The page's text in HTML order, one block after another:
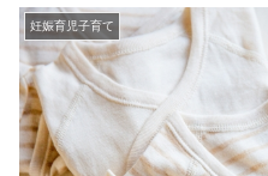
妊娠育児子育て